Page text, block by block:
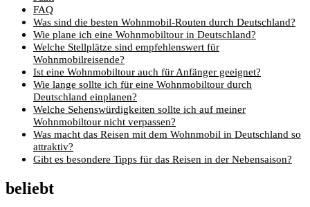
FAQ
Was sind die besten Wohnmobil-Routen durch Deutschland?
Wie plane ich eine Wohnmobiltour in Deutschland?
Welche Stellplätze sind empfehlenswert für
Wohnmobilreisende?
Ist eine Wohnmobiltour auch für Anfänger geeignet?
Wie lange sollte ich für eine Wohnmobiltour durch
Deutschland einplanen?
Welche Sehenswürdigkeiten sollte ich auf meiner
Wohnmobiltour nicht verpassen?
Was macht das Reisen mit dem Wohnmobil in Deutschland so
attraktiv?
Gibt es besondere Tipps für das Reisen in der Nebensaison?
beliebt